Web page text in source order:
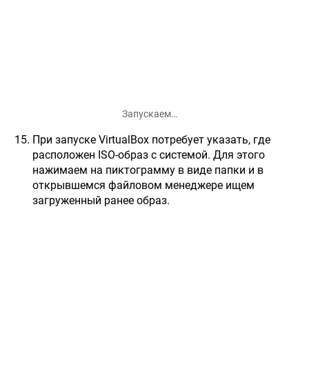
Запускаем…
При запуске VirtualBox потребует указать, где
расположен ISO-образ с системой. Для этого
нажимаем на пиктограмму в виде папки и в
открывшемся файловом менеджере ищем
загруженный ранее образ.